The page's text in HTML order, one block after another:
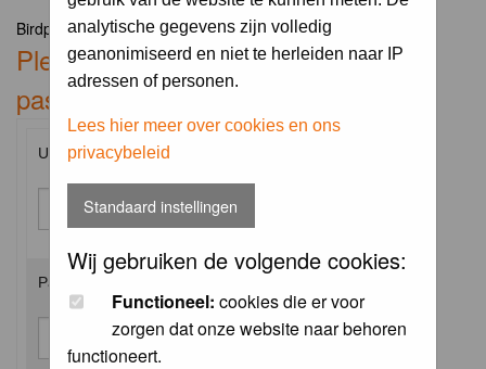
analytische gegevens zijn volledig
geanonimiseerd en niet te herleiden naar IP
adressen of personen.
Lees hier meer over cookies en ons
privacybeleid
Standaard instellingen
Wij gebruiken de volgende cookies:
Functioneel: cookies die er voor
zorgen dat onze website naar behoren
functioneert.
Birdpix.nl Forum Index
Please enter your username and
password to log in.
Username:
Password: